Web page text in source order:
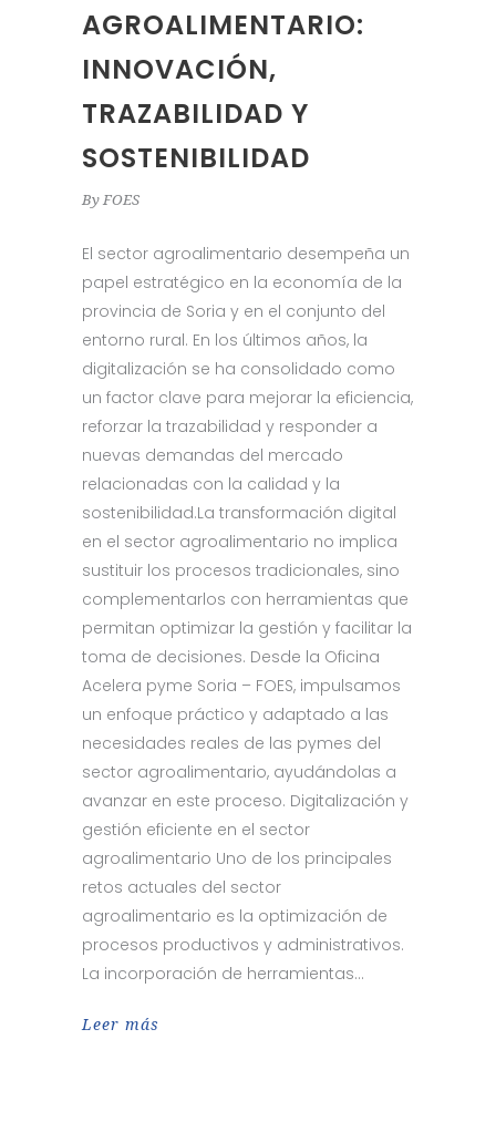
AGROALIMENTARIO:
INNOVACIÓN,
TRAZABILIDAD Y
SOSTENIBILIDAD
By FOES
El sector agroalimentario desempeña un
papel estratégico en la economía de la
provincia de Soria y en el conjunto del
entorno rural. En los últimos años, la
digitalización se ha consolidado como
un factor clave para mejorar la eficiencia,
reforzar la trazabilidad y responder a
nuevas demandas del mercado
relacionadas con la calidad y la
sostenibilidad.La transformación digital
en el sector agroalimentario no implica
sustituir los procesos tradicionales, sino
complementarlos con herramientas que
permitan optimizar la gestión y facilitar la
toma de decisiones. Desde la Oficina
Acelera pyme Soria – FOES, impulsamos
un enfoque práctico y adaptado a las
necesidades reales de las pymes del
sector agroalimentario, ayudándolas a
avanzar en este proceso. Digitalización y
gestión eficiente en el sector
agroalimentario Uno de los principales
retos actuales del sector
agroalimentario es la optimización de
procesos productivos y administrativos.
La incorporación de herramientas
Leer más